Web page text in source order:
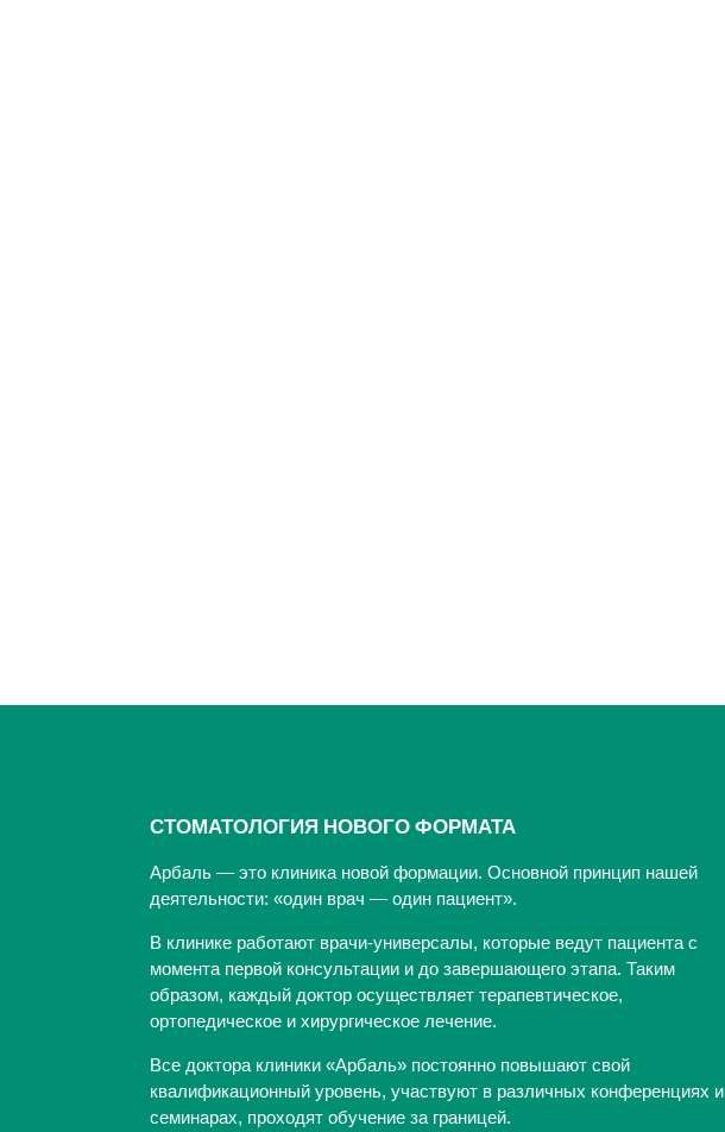
СТОМАТОЛОГИЯ НОВОГО ФОРМАТА
Арбаль — это клиника новой формации. Основной принцип нашей
деятельности: «один врач — один пациент».
В клинике работают врачи-универсалы, которые ведут пациента с
момента первой консультации и до завершающего этапа. Таким
образом, каждый доктор осуществляет терапевтическое,
ортопедическое и хирургическое лечение.
Все доктора клиники «Арбаль» постоянно повышают свой
квалификационный уровень, участвуют в различных конференциях и
семинарах, проходят обучение за границей.